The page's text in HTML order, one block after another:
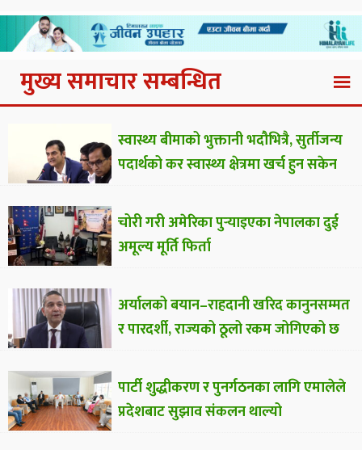
मुख्य समाचार सम्बन्धित
स्वास्थ्य बीमाको भुक्तानी भदौभित्रै, सुर्तीजन्य
पदार्थको कर स्वास्थ्य क्षेत्रमा खर्च हुन सकेन
चोरी गरी अमेरिका पुर्‍याइएका नेपालका दुई
अमूल्य मूर्ति फिर्ता
अर्यालको बयान–राहदानी खरिद कानुनसम्मत
र पारदर्शी, राज्यको ठूलो रकम जोगिएको छ
पार्टी शुद्धीकरण र पुनर्गठनका लागि एमालेले
प्रदेशबाट सुझाव संकलन थाल्यो